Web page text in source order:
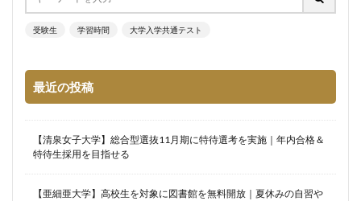
受験生 学習時間 大学入学共通テスト
最近の投稿
【清泉女子大学】総合型選抜11月期に特待選考を実施｜年内合格＆
特待生採用を目指せる
【亜細亜大学】高校生を対象に図書館を無料開放｜夏休みの自習や